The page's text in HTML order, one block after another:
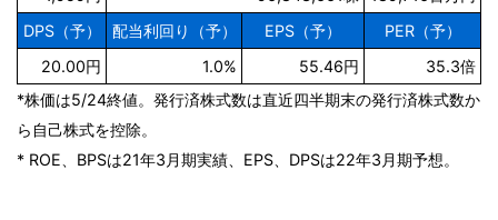
DPS（予）
配当利回り（予） EPS（予） PER（予）
20.00円
1.0% 55.46円 35.3倍
*株価は5/24終値。発行済株式数は直近四半期末の発行済株式数か
ら自己株式を控除。
* ROE、BPSは21年3月期実績、EPS、DPSは22年3月期予想。